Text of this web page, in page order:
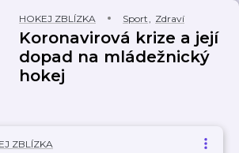
HOKEJ ZBLÍZKA Sport, Zdraví
Koronavirová krize a její
dopad na mládežnický
hokej
ZBLÍZKA